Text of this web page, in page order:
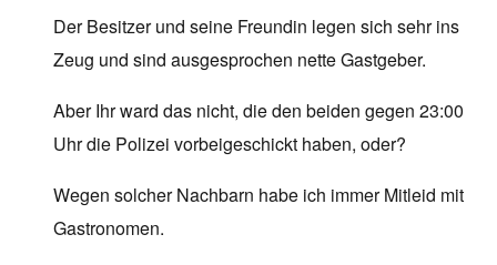
Der Besitzer und seine Freundin legen sich sehr ins
Zeug und sind ausgesprochen nette Gastgeber.
Aber Ihr ward das nicht, die den beiden gegen 23:00
Uhr die Polizei vorbeigeschickt haben, oder?
Wegen solcher Nachbarn habe ich immer Mitleid mit
Gastronomen.